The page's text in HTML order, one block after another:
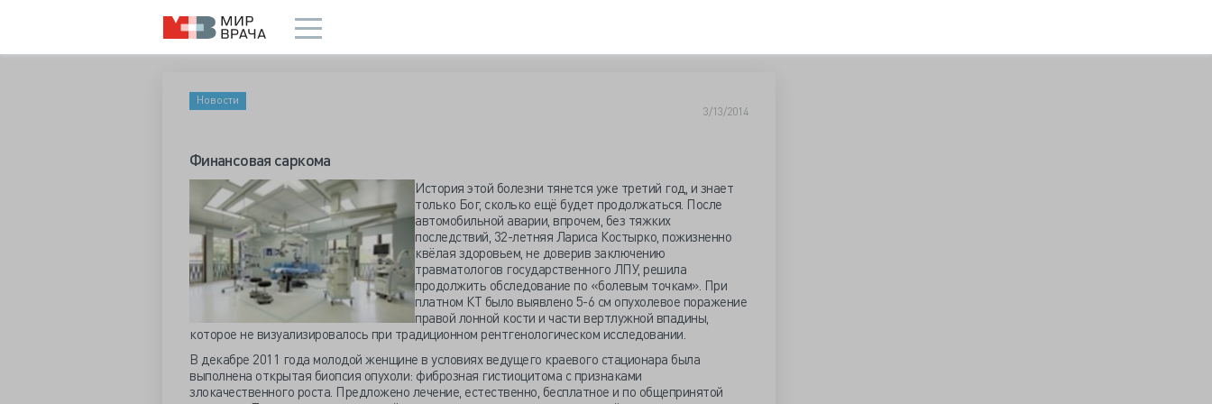
Новости
3/13/2014
Финансовая саркома
История этой болезни тянется уже третий год, и знает
только Бог, сколько ещё будет продолжаться. После
автомобильной аварии, впрочем, без тяжких
последствий, 32-летняя Лариса Костырко, пожизненно
квёлая здоровьем, не доверив заключению
травматологов государственного ЛПУ, решила
продолжить обследование по «болевым точкам». При
платном КТ было выявлено 5-6 см опухолевое поражение
правой лонной кости и части вертлужной впадины,
которое не визуализировалось при традиционном рентгенологическом исследовании.
В декабре 2011 года молодой женщине в условиях ведущего краевого стационара была
выполнена открытая биопсия опухоли: фиброзная гистиоцитома с признаками
злокачественного роста. Предложено лечение, естественно, бесплатное и по общепринятой